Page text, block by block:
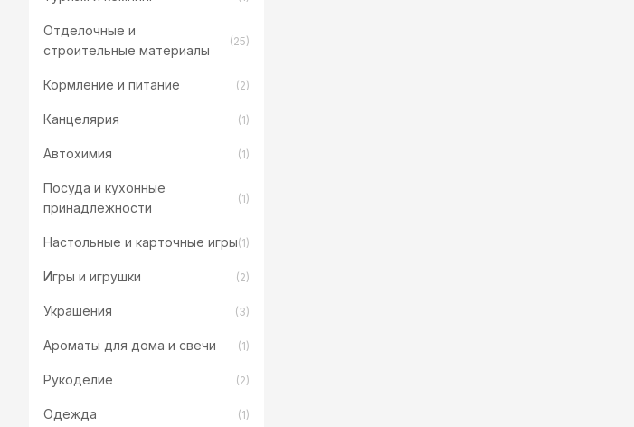
Отделочные и
строительные материалы
(25)
Кормление и питание (2)
Канцелярия (1)
Автохимия (1)
Посуда и кухонные
принадлежности
(1)
Настольные и карточные игры(1)
Игры и игрушки (2)
Украшения (3)
Ароматы для дома и свечи (1)
Рукоделие (2)
Одежда (1)